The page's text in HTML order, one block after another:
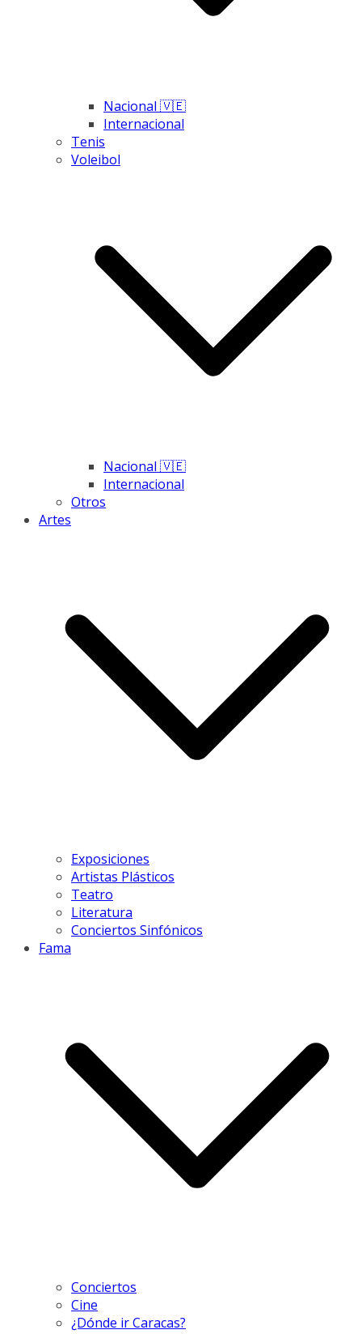
Nacional 🇻🇪
Internacional
Tenis
Voleibol
Nacional 🇻🇪
Internacional
Otros
Artes
Exposiciones
Artistas Plásticos
Teatro
Literatura
Conciertos Sinfónicos
Fama
Conciertos
Cine
¿Dónde ir Caracas?